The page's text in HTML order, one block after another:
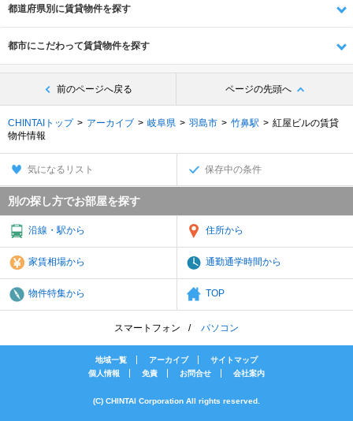
都道府県別に賃貸物件を探す
都市にこだわって賃貸物件を探す
前のページへ戻る ページの先頭へ
CHINTAIトップ アーカイブ 岐阜県 羽島市 竹鼻駅
紅屋ビルの賃貸
物件情報
気になるリスト 保存中の条件
別の探し方でお部屋を探す
沿線・駅から 住所から
家賃相場から 通勤通学時間から
物件特集から TOP
スマートフォン パソコン
地域一覧 アーカイブ
サイトマップ
個人情報
免責 お問合せ 会社案内
(C) CHINTAI Corporation All rights reserved.